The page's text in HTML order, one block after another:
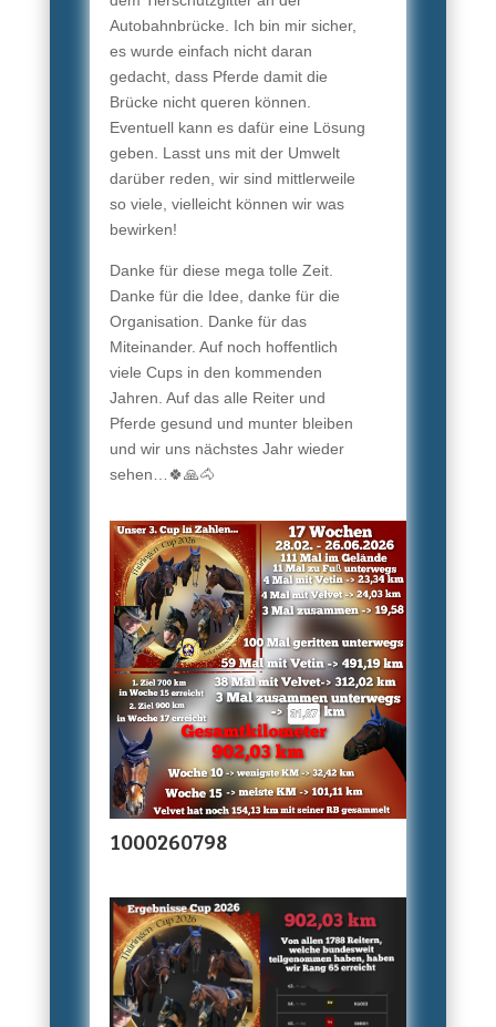
Autobahnbrücke. Ich bin mir sicher,
es wurde einfach nicht daran
gedacht, dass Pferde damit die
Brücke nicht queren können.
Eventuell kann es dafür eine Lösung
geben. Lasst uns mit der Umwelt
darüber reden, wir sind mittlerweile
so viele, vielleicht können wir was
bewirken!
Danke für diese mega tolle Zeit.
Danke für die Idee, danke für die
Organisation. Danke für das
Miteinander. Auf noch hoffentlich
viele Cups in den kommenden
Jahren. Auf das alle Reiter und
Pferde gesund und munter bleiben
und wir uns nächstes Jahr wieder
sehen…🍀🙏🐴
1000260798